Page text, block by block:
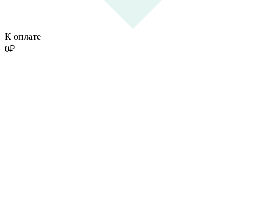
К оплате
0₽